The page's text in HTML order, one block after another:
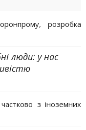
розробка
люди: у нас
з іноземних